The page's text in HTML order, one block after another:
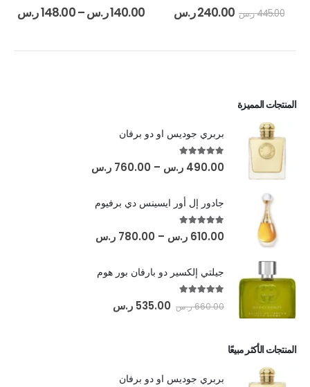
445.00ر.س 240.00ر.س 140.00ر.س–
148.00ر.س
المنتجات المميزة
بربري جوديس او دو برفان
5.00
out of 5
490.00 ر.س –
760.00 ر.س
جادور إل أور ايسينس دي برفيوم
5.00
out of 5
610.00 ر.س –
780.00 ر.س
جيلتي إلكسير دو بارفان بور هوم
660.00ر.س 535.00 ر.س
المنتجات الأكثر مبيعًا
بربري جوديس او دو برفان